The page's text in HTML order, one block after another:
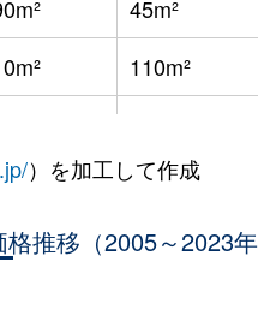
45m²
110m²
100m²
95m²
）を加工して作成
推移（2005～2023年